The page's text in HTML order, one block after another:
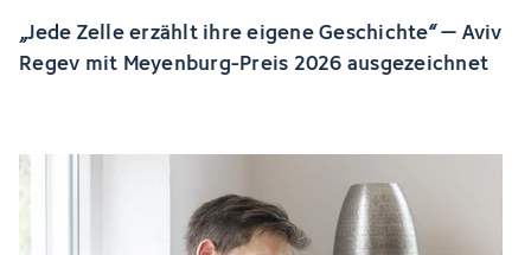
„Jede Zelle erzählt ihre eigene Geschichte“ – Aviv
Regev mit Meyenburg-Preis 2026 ausgezeichnet